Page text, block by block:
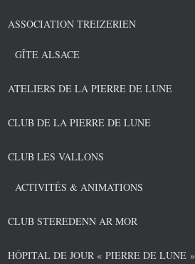
ASSOCIATION TREIZERIEN
GÎTE ALSACE
ATELIERS DE LA PIERRE DE LUNE
CLUB DE LA PIERRE DE LUNE
CLUB LES VALLONS
ACTIVITÉS & ANIMATIONS
CLUB STEREDENN AR MOR
HÔPITAL DE JOUR « PIERRE DE LUNE »